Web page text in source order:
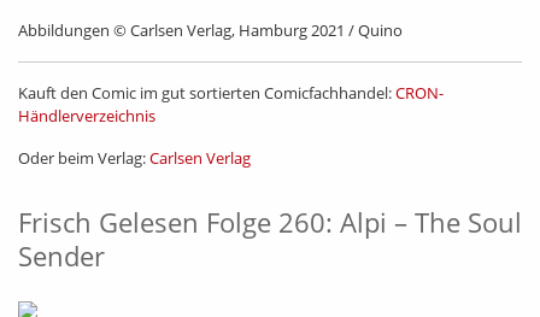
Abbildungen © Carlsen Verlag, Hamburg 2021 / Quino
Kauft den Comic im gut sortierten Comicfachhandel:CRON-
Händlerverzeichnis
Oder beim Verlag:Carlsen Verlag
Frisch Gelesen Folge 260: Alpi – The Soul
Sender